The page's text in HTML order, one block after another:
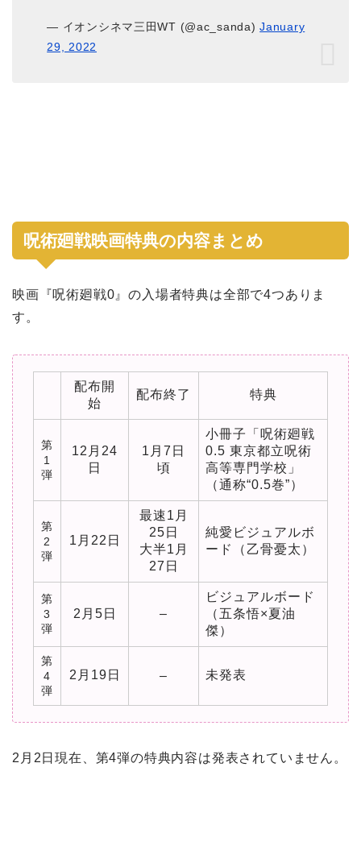
— イオンシネマ三田WT (@ac_sanda)January
29, 2022
呪術廻戦映画特典の内容まとめ
映画『呪術廻戦0』の入場者特典は全部で4つありま
す。
配布開
始
配布終了 特典
第
1
弾
12月24
日
1月7日
頃
小冊子「呪術廻戦
0.5 東京都立呪術
高等専門学校」
（通称“0.5巻”）
第
2
弾
1月22日
最速1月
25日
大半1月
27日
純愛ビジュアルボ
ード（乙骨憂太）
第
3
弾
2月5日 –
ビジュアルボード
（五条悟×夏油
傑）
第
4
弾
2月19日 – 未発表
2月2日現在、第4弾の特典内容は発表されていません。